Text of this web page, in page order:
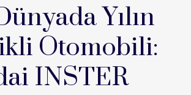
Yılın
Otomobili:
INSTER